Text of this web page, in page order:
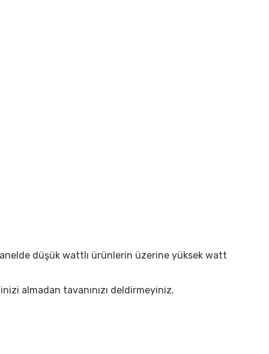
düşük wattlı ürünlerin üzerine yüksek watt
almadan tavanınızı deldirmeyiniz.